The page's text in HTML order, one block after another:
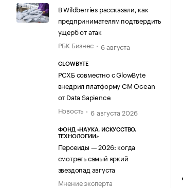
В Wildberries рассказали, как
предпринимателям подтвердить
ущерб от атак
РБК Бизнес
6 августа
GLOWBYTE
РСХБ совместно с GlowByte
внедрил платформу CM Ocean
от Data Sapience
Новость
6 августа 2026
ФОНД «НАУКА. ИСКУССТВО.
ТЕХНОЛОГИИ»
Персеиды — 2026: когда
смотреть самый яркий
звездопад августа
Мнение эксперта